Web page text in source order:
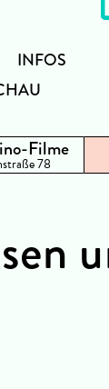
INFOS
Filme
78